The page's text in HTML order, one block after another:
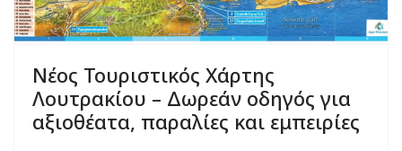
Νέος Τουριστικός Χάρτης
Λουτρακίου – Δωρεάν οδηγός για
αξιοθέατα, παραλίες και εμπειρίες